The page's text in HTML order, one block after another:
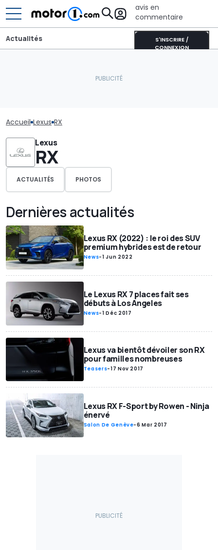
avis en
commentaire
S'INSCRIRE /
CONNEXION
Actualités
Accueil Lexus RX
Lexus
RX
ACTUALITÉS PHOTOS
Dernières actualités
Lexus RX (2022) : le roi des SUV
premium hybrides est de retour
News-1 Jun 2022
Le Lexus RX 7 places fait ses
débuts à Los Angeles
News-1 Déc 2017
Lexus va bientôt dévoiler son RX
pour familles nombreuses
Teasers-17 Nov 2017
Lexus RX F-Sport by Rowen - Ninja
énervé
Salon De Genève-6 Mar 2017